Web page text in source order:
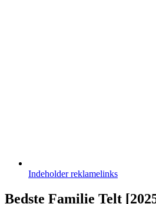
Indeholderreklamelinks
Bedste Familie Telt